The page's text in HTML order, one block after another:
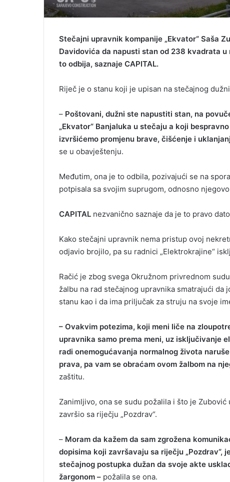
Stečajni upravnik kompanije „Ekvator“ Saša
Davidovića da napusti stan od 238 kvadrata
to odbija, saznaje CAPITAL.
Riječ je o stanu koji je upisan na stečajnog
– Poštovani, dužni ste napustiti stan, na
„Ekvator“ Banjaluka u stečaju a koji
izvršićemo promjenu brave, čišćenje i
se u obavještenju.
Međutim, ona je to odbila, pozivajući se na
potpisala sa svojim suprugom, odnosno
CAPITAL nezvanično saznaje da je to pravo
Kako stečajni upravnik nema pristup ovoj
odjavio brojilo, pa su radnici „Elektrokrajine“
Račić je zbog svega Okružnom privrednom
žalbu na rad stečajnog upravnika smatrajući
stanu kao i da ima priljučak za struju na svoje
– Ovakvim potezima, koji meni liče na
upravnika samo prema meni, uz isključivanje
radi onemogućavanja normalnog života
prava, pa vam se obraćam ovom žalbom na
zaštitu.
Zanimljivo, ona se sudu požalila i što je
završio sa riječju „Pozdrav“.
– Moram da kažem da sam zgrožena
dopisima koji završavaju sa riječju
stečajnog postupka dužan da svoje akte
žargonom – požalila se ona.